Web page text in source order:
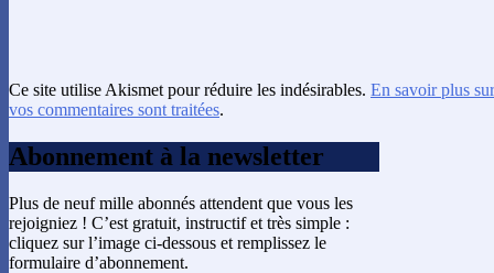
Ce site utilise Akismet pour réduire les indésirables. En savoir plus
vos commentaires sont traitées.
Abonnement à la newsletter
Plus de neuf mille abonnés attendent que vous les
rejoigniez ! C’est gratuit, instructif et très simple :
cliquez sur l’image ci-dessous et remplissez le
formulaire d’abonnement.